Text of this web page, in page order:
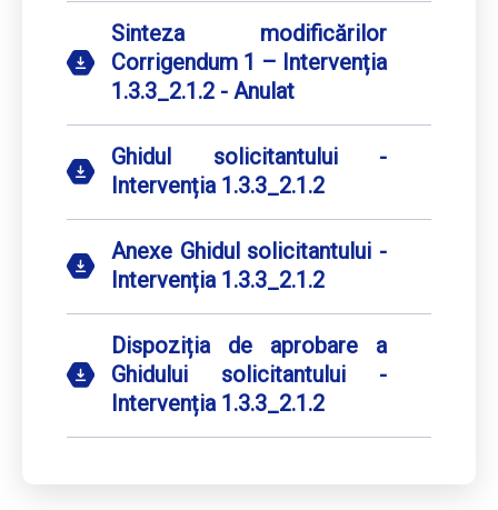
Sinteza modificărilor
Corrigendum 1 – Intervenția
1.3.3_2.1.2 - Anulat
Ghidul solicitantului -
Intervenția 1.3.3_2.1.2
Anexe Ghidul solicitantului -
Intervenția 1.3.3_2.1.2
Dispoziția de aprobare a
Ghidului solicitantului -
Intervenția 1.3.3_2.1.2